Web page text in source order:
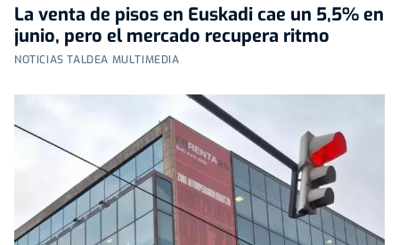
La venta de pisos en Euskadi cae un 5,5% en
junio, pero el mercado recupera ritmo
NOTICIAS TALDEA MULTIMEDIA